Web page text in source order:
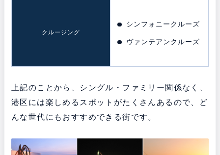
クルージング
シンフォニークルーズ
ヴァンテアンクルーズ
上記のことから、シングル・ファミリー関係なく、
港区には楽しめるスポットがたくさんあるので、ど
んな世代にもおすすめできる街です。